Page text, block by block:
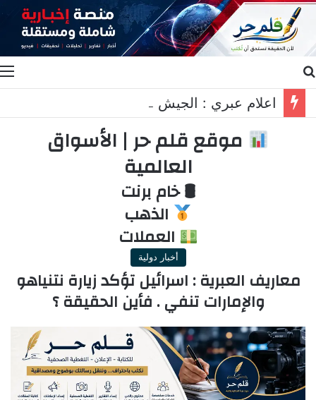
موقع قلم حر | الأسواق
العالمية
🛢 خام برنت
الذهب
العملات
أخبار دولية
معاريف العبرية : اسرائيل تؤكد زيارة نتنياهو
والإمارات تنفي . فأين الحقيقة ؟